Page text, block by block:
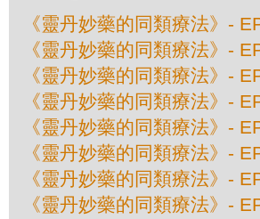
《靈丹妙藥的同類療法》-
《靈丹妙藥的同類療法》-
《靈丹妙藥的同類療法》-
《靈丹妙藥的同類療法》-
《靈丹妙藥的同類療法》-
《靈丹妙藥的同類療法》-
《靈丹妙藥的同類療法》-
《靈丹妙藥的同類療法》-